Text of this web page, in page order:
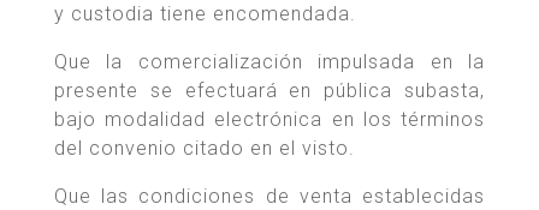
y custodia tiene encomendada.
Que la comercialización impulsada en la
presente se efectuará en pública subasta,
bajo modalidad electrónica en los términos
del convenio citado en el visto.
Que las condiciones de venta establecidas